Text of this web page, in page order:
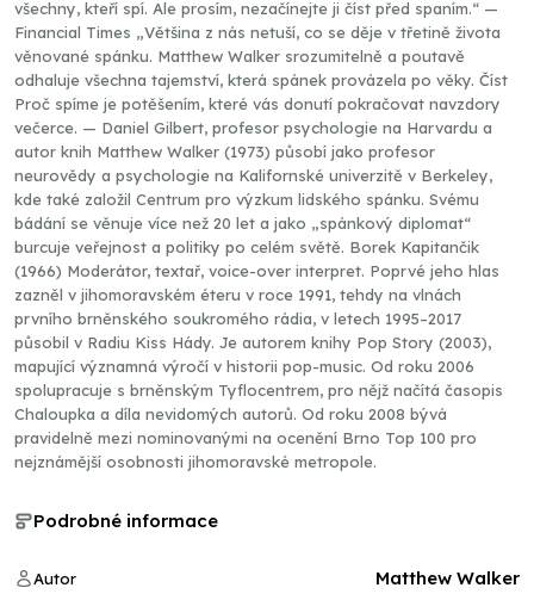
všechny, kteří spí. Ale prosím, nezačínejte ji číst před spaním.“ —
Financial Times „Většina z nás netuší, co se děje v třetině života
věnované spánku. Matthew Walker srozumitelně a poutavě
odhaluje všechna tajemství, která spánek provázela po věky. Číst
Proč spíme je potěšením, které vás donutí pokračovat navzdory
večerce. — Daniel Gilbert, profesor psychologie na Harvardu a
autor knih Matthew Walker (1973) působí jako profesor
neurovědy a psychologie na Kalifornské univerzitě v Berkeley,
kde také založil Centrum pro výzkum lidského spánku. Svému
bádání se věnuje více než 20 let a jako „spánkový diplomat“
burcuje veřejnost a politiky po celém světě. Borek Kapitančik
(1966) Moderátor, textař, voice-over interpret. Poprvé jeho hlas
zazněl v jihomoravském éteru v roce 1991, tehdy na vlnách
prvního brněnského soukromého rádia, v letech 1995–2017
působil v Radiu Kiss Hády. Je autorem knihy Pop Story (2003),
mapující významná výročí v historii pop-music. Od roku 2006
spolupracuje s brněnským Tyflocentrem, pro nějž načítá časopis
Chaloupka a díla nevidomých autorů. Od roku 2008 bývá
pravidelně mezi nominovanými na ocenění Brno Top 100 pro
nejznámější osobnosti jihomoravské metropole.
Podrobné informace
Autor Matthew Walker